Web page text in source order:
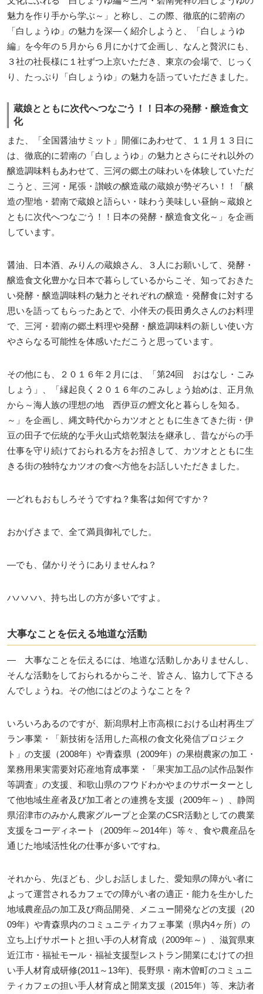
魅力を作り手から学ぶ～」と称し、この際、徹底的に碧南の
「白しょうゆ」の魅力を深―く紹介しようと、「白しょうゆ
編」を今年の５月から６月にかけて企画し、なんと贅沢にも、
３社の社長様に１社ずつ上京いただき、東京の会場で、じっく
り、たっぷり「白しょうゆ」の魅力を語っていただきました。
蔵娘とともに次代へつなごう！！日本の発酵・醸造食文
化
また、「全国醤油サミット」開催にあわせて、１１月１３日に
は、徹底的に碧南の「白しょうゆ」の魅力とさらにそれ以外の
醸造調味料もあわせて、三河の郷土の味わいを体験していただ
こうと、三河・尾張・讃岐の醸造蔵の蔵娘が勢ぞろい！！「醸
造の聖地・碧南で蔵娘と語らい・味わう美味しい昼餉～蔵娘と
ともに次代へつなごう！！日本の発酵・醸造食文化～」を企画
しています。
醤油、日本酒、みりんの蔵娘さん、３人にお願いして、発酵・
醸造食文化豊かな日本で暮らしているからこそ、知っておきた
い発酵・醸造調味料の魅力とそれぞれの醸造・発酵食に対する
思いを語ってもらったあとで、小伴天の長田勇久さんのお料理
で、三河・碧南の郷土料理や発酵・醸造調味料の新しい使い方
やさらなる可能性を体感いただこうと思っています。
その他にも、２０１６年２月には、「第24回 おはなし・こみ
しょう」、「縁起良く２０１６年のこみしょう始めは、正月魚
から～海人族の理想の地 西伊豆の鰹文化と暮らしを知る。
～」を企画し、縄文時代からカツオとともに生きてきた街・伊
豆の田子で伝統的な手火山式焙乾製法を継承し、昔ながらの手
仕事を守り続けておられる方をお招きして、カツオとともに生
きる街の独特なカツオの食べ方他をお話しいただきました。
―どれもおもしろそうですね？集客は如何ですか？
おかげさまで、全て満員御礼でした。
―でも、儲かりそうにありませんね？
ハハハハ、持ち出しの方が多いですよ。
大事なことを伝える地道な活動
― 大事なことを伝えるには、地道な活動しかありませんし、
そんな活動をしておられるからこそ、皆さん、協力して下さる
んでしょうね。その他にはどのようなことを？
いろいろあるのですが、新潟県村上市高根における山村再生プ
ラン事業・「新技術を活用した高根の食文化発信プロジェク
ト」の支援（2008年）や青森県（2009年）の果樹農家の加工・
業務用果実需要対応産地育成事業・「果実加工品の試作品製作
等調査」の支援、和歌山県のフウドわかやまのサポーターとし
て他地域生産者及び加工者との連携を支援（2009年～）、静岡
県沼津市のみかん農家グループと企業のCSR活動としての農業
支援をコーディネート（2009年～2014年）等々、食や農産品を
通じた地域活性化の仕事が多いですね。
それから、先ほども、少しお話しました、愛知県の障がい者に
よって運営されるカフェでの障がい者の適正・能力を生かした
地域農産品の加工及び商品開発、メニュー開発などの支援（20
09年）や青森県内のコミュニティカフェ事業（県内4ヶ所）の
立ち上げサポートと担い手の人材育成（2009年～）、滋賀県東
近江市・福祉モール・福祉支援型レストラン開業にむけての担
い手人材育成研修(2011～13年)、長野県・南木曽町のコミュニ
ティカフェの担い手人材育成と開業支援（2015年）等、来訪者